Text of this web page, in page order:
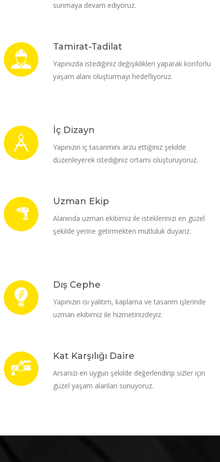
sunmaya devam ediyoruz.
Tamirat-Tadilat
Yapınızda istediğiniz değişiklikleri yaparak konforlu
yaşam alanı oluşturmayı hedefliyoruz.
İç Dizayn
Yapınızın iç tasarımını arzu ettiğiniz şekilde
düzenleyerek istediğiniz ortamı oluşturuyoruz.
Uzman Ekip
Alanında uzman ekibimiz ile isteklerinizi en güzel
şekilde yerine getirmekten mutluluk duyarız.
Dış Cephe
Yapınızın ısı yalıtım, kaplama ve tasarım işlerinde
uzman ekibimiz ile hizmetinizdeyiz.
Kat Karşılığı Daire
Arsanızı en uygun şekilde değerlendirip sizler için
güzel yaşam alanları sunuyoruz.